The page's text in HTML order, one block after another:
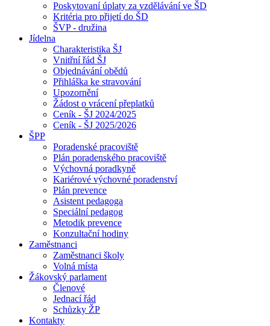
Poskytovaní úplaty za vzdělávání ve ŠD
Kritéria pro přijetí do ŠD
ŠVP - družina
Jídelna
Charakteristika ŠJ
Vnitřní řád ŠJ
Objednávání obědů
Přihláška ke stravování
Upozornění
Žádost o vrácení přeplatků
Ceník - ŠJ 2024/2025
Ceník - ŠJ 2025/2026
ŠPP
Poradenské pracoviště
Plán poradenského pracoviště
Výchovná poradkyně
Kariérové výchovné poradenství
Plán prevence
Asistent pedagoga
Speciální pedagog
Metodik prevence
Konzultační hodiny
Zaměstnanci
Zaměstnanci školy
Volná místa
Žákovský parlament
Členové
Jednací řád
Schůzky ŽP
Kontakty